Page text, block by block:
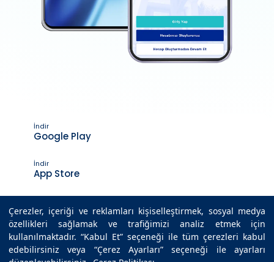
Çerezler, içeriği ve reklamları kişiselleştirmek, sosyal medya
özellikleri sağlamak ve trafiğimizi analiz etmek için
kullanılmaktadır. “Kabul Et” seçeneği ile tüm çerezleri kabul
edebilirsiniz veya “Çerez Ayarları” seçeneği ile ayarları
İndir
Google Play
İndir
App Store
Son Güncelleme Tarihi : 09.06.2026 15:19